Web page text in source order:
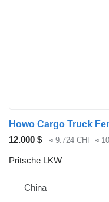
Howo Cargo Truck
12.000 $
≈ 9.724 CHF ≈
Pritsche LKW
China